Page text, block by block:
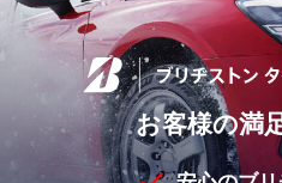
お客様の満